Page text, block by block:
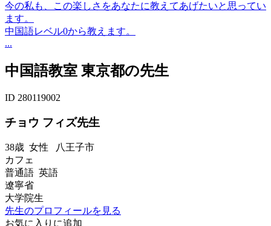
今の私も、この楽しさをあなたに教えてあげたいと思ってい
ます。
中国語レベル0から教えます。
...
中国語教室 東京都の先生
ID 280119002
チョウ フィズ先生
38歳 女性 八王子市
カフェ
普通語 英語
遼寧省
大学院生
先生のプロフィールを見る
お気に入りに追加